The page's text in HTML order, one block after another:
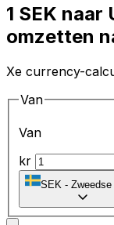
1 SEK naar
omzetten
Xe currency-
Van
Van
kr
SEK -